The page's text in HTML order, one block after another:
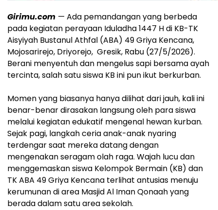
Girimu.com — Ada pemandangan yang berbeda
pada kegiatan perayaan Iduladha 1447 H di KB-TK
Aisyiyah Bustanul Athfal (ABA) 49 Griya Kencana,
Mojosarirejo, Driyorejo, Gresik, Rabu (27/5/2026).
Berani menyentuh dan mengelus sapi bersama ayah
tercinta, salah satu siswa KB ini pun ikut berkurban.
‎Momen yang biasanya hanya dilihat dari jauh, kali ini
benar-benar dirasakan langsung oleh para siswa
melalui kegiatan edukatif mengenal hewan kurban.
‎Sejak pagi, langkah ceria anak-anak nyaring
terdengar saat mereka datang dengan
mengenakan seragam olah raga. Wajah lucu dan
menggemaskan siswa Kelompok Bermain (KB) dan
TK ABA 49 Griya Kencana terlihat antusias menuju
kerumunan di area Masjid Al Iman Qonaah yang
berada dalam satu area sekolah.